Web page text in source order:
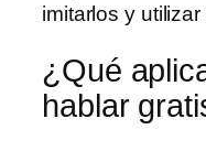
imitarlos y
¿Qué
hablar